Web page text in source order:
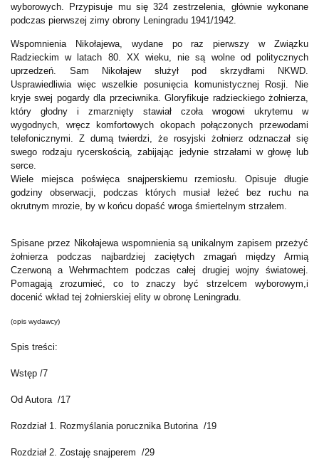
wyborowych. Przypisuje mu się 324 zestrzelenia, głównie wykonane
podczas pierwszej zimy obrony Leningradu 1941/1942.
Wspomnienia Nikołajewa, wydane po raz pierwszy w Związku
Radzieckim w latach 80. XX wieku, nie są wolne od politycznych
uprzedzeń. Sam Nikołajew służył pod skrzydłami NKWD.
Usprawiedliwia więc wszelkie posunięcia komunistycznej Rosji. Nie
kryje swej pogardy dla przeciwnika. Gloryfikuje radzieckiego żołnierza,
który głodny i zmarznięty stawiał czoła wrogowi ukrytemu w
wygodnych, wręcz komfortowych okopach połączonych przewodami
telefonicznymi. Z dumą twierdzi, że rosyjski żołnierz odznaczał się
swego rodzaju rycerskością, zabijając jedynie strzałami w głowę lub
serce.
Wiele miejsca poświęca snajperskiemu rzemiosłu. Opisuje długie
godziny obserwacji, podczas których musiał leżeć bez ruchu na
okrutnym mrozie, by w końcu dopaść wroga śmiertelnym strzałem.
Spisane przez Nikołajewa wspomnienia są unikalnym zapisem przeżyć
żołnierza podczas najbardziej zaciętych zmagań między Armią
Czerwoną a Wehrmachtem podczas całej drugiej wojny światowej.
Pomagają zrozumieć, co to znaczy być strzelcem wyborowym,i
docenić wkład tej żołnierskiej elity w obronę Leningradu.
(opis wydawcy)
Spis treści:
Wstęp /7
Od Autora /17
Rozdział 1. Rozmyślania porucznika Butorina /19
Rozdział 2. Zostaję snajperem /29